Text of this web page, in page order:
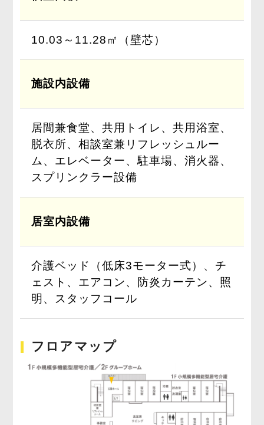
10.03～11.28㎡（壁芯）
施設内設備
居間兼食堂、共用トイレ、共用浴室、
脱衣所、相談室兼リフレッシュルー
ム、エレベーター、駐車場、消火器、
スプリンクラー設備
居室内設備
介護ベッド（低床3モーター式）、チ
ェスト、エアコン、防炎カーテン、照
明、スタッフコール
フロアマップ